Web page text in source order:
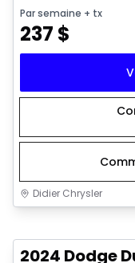
Par semaine + tx
237 $
Didier Chrysler
2024 Dodge